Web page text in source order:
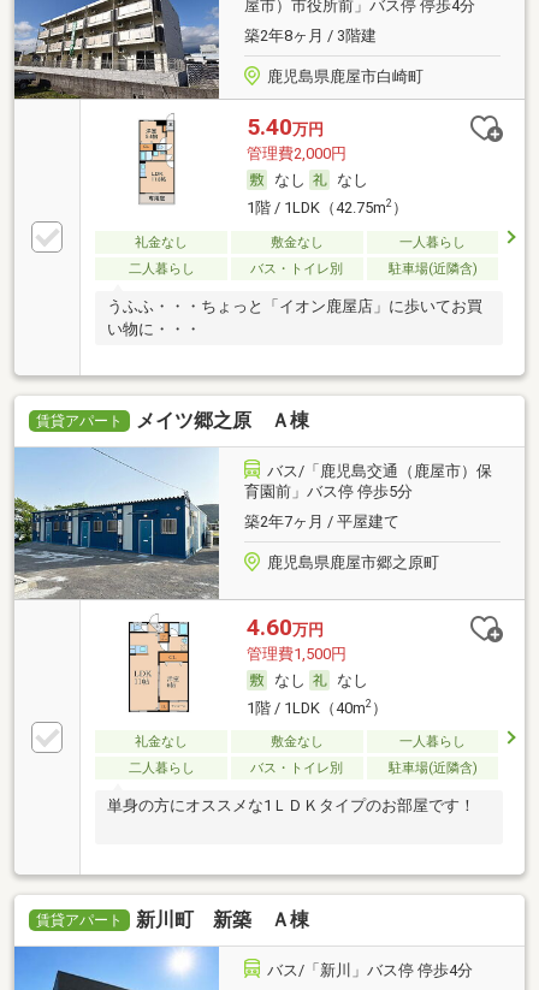
屋市）市役所前」バス停 停歩4分
築2年8ヶ月 / 3階建
鹿児島県鹿屋市白崎町
5.40万円
管理費2,000円
なし
なし
1階 / 1LDK（42.75m2）
礼金なし 敷金なし
一人暮らし
二人暮らし
バス・トイレ別 駐車場(近隣含)
うふふ・・・ちょっと「イオン鹿屋店」に歩いてお買
い物に・・・
賃貸アパート メイツ郷之原 Ａ棟
バス/「鹿児島交通（鹿屋市）保
育園前」バス停 停歩5分
築2年7ヶ月 / 平屋建て
鹿児島県鹿屋市郷之原町
4.60万円
管理費1,500円
なし
なし
1階 / 1LDK（40m2）
礼金なし 敷金なし
一人暮らし
二人暮らし
バス・トイレ別 駐車場(近隣含)
単身の方にオススメな1ＬＤＫタイプのお部屋です！
賃貸アパート 新川町 新築 Ａ棟
バス/「新川」バス停 停歩4分